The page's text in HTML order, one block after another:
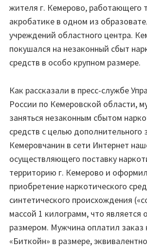
жителя г. Кемерово, работающего
акробатике в одном из
учреждений областного центра.
покушался на незаконный сбыт
средств в особо крупном размере.
Как рассказали в пресс-службе
России по Кемеровской области,
заняться незаконным сбытом
средств с целью дополнительного
Кемеровчанин в сети Интернет
осуществляющего поставку
территорию г. Кемерово и
приобретение наркотического
синтетического происхождения
массой 1 килограмм, что является
размером. Мужчина оплатил
«Биткойн» в размере,